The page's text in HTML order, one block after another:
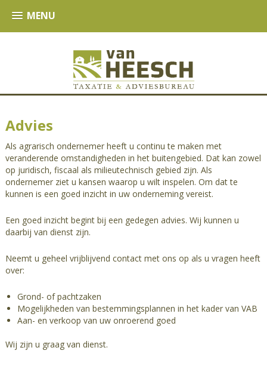
MENU
Advies
Als agrarisch ondernemer heeft u continu te maken met
veranderende omstandigheden in het buitengebied. Dat kan zowel
op juridisch, fiscaal als milieutechnisch gebied zijn. Als
ondernemer ziet u kansen waarop u wilt inspelen. Om dat te
kunnen is een goed inzicht in uw onderneming vereist.
Een goed inzicht begint bij een gedegen advies. Wij kunnen u
daarbij van dienst zijn.
Neemt u geheel vrijblijvend contact met ons op als u vragen heeft
over:
Grond- of pachtzaken
Mogelijkheden van bestemmingsplannen in het kader van VAB
Aan- en verkoop van uw onroerend goed
Wij zijn u graag van dienst.